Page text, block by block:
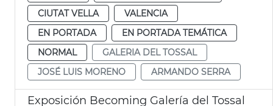
CIUTAT VELLA
VALENCIA
EN PORTADA
EN PORTADA TEMÁTICA
NORMAL
GALERIA DEL TOSSAL
JOSÉ LUIS MORENO
ARMANDO SERRA
Exposición Becoming Galería del Tossal